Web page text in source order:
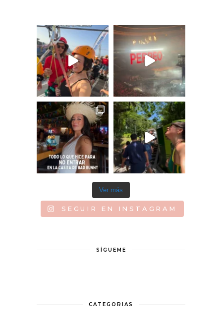
Ver más
SEGUIR EN INSTAGRAM
SÍGUEME
CATEGORIAS